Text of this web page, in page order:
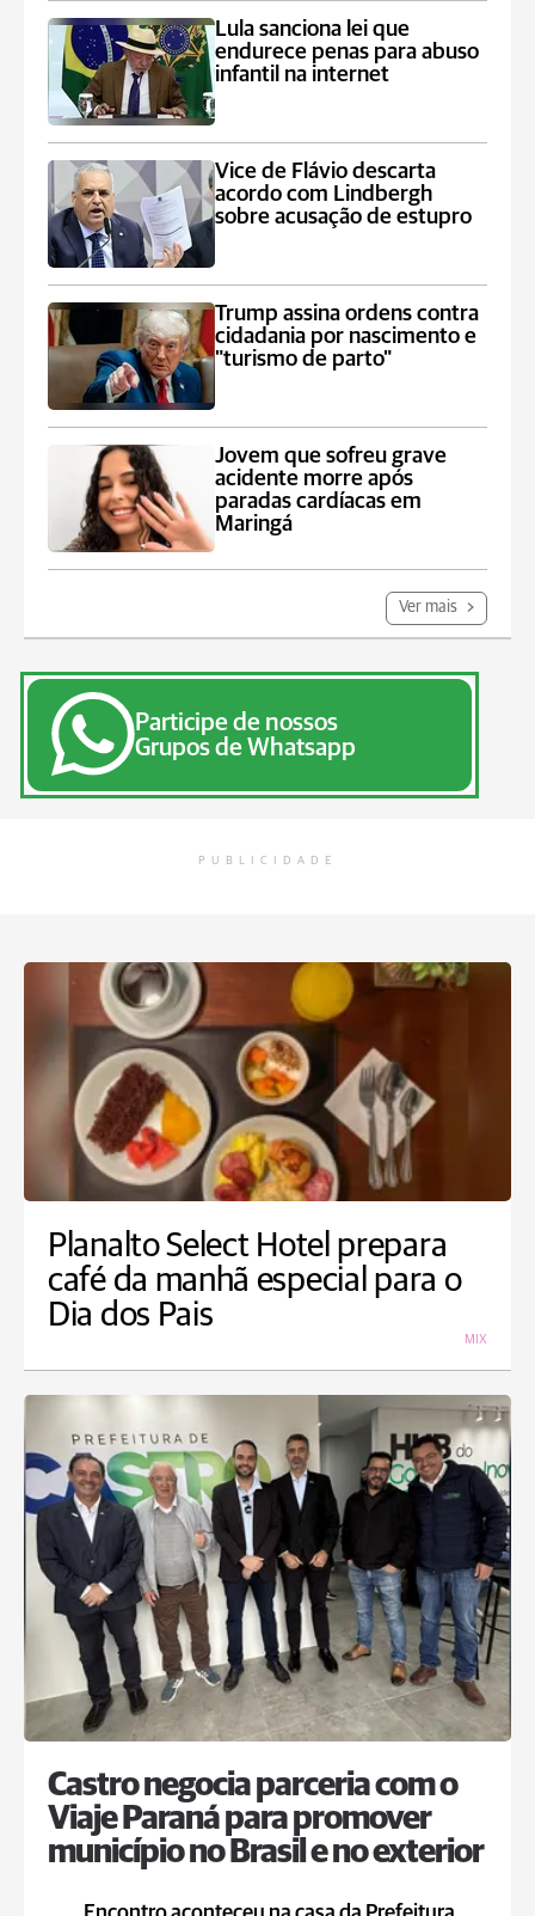
Lula sanciona lei que
endurece penas para abuso
infantil na internet
Vice de Flávio descarta
acordo com Lindbergh
sobre acusação de estupro
Trump assina ordens contra
cidadania por nascimento e
"turismo de parto"
Jovem que sofreu grave
acidente morre após
paradas cardíacas em
Maringá
Ver mais
Participe de nossos
Grupos de Whatsapp
PUBLICIDADE
Planalto Select Hotel prepara
café da manhã especial para o
Dia dos Pais
MIX
Castro negocia parceria com o
Viaje Paraná para promover
município no Brasil e no exterior